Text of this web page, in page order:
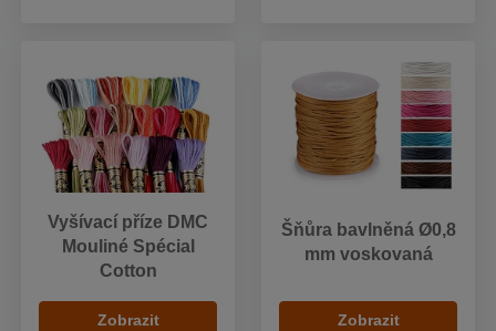
Vyšívací příze DMC
Mouliné Spécial
Cotton
Zobrazit
Šňůra bavlněná Ø0,8
mm voskovaná
Zobrazit